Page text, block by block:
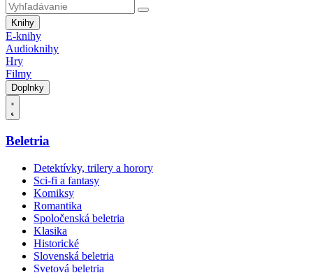
Knihy
E-knihy
Audioknihy
Hry
Filmy
Doplnky
Beletria
Detektívky, trilery a horory
Sci-fi a fantasy
Komiksy
Romantika
Spoločenská beletria
Klasika
Historické
Slovenská beletria
Svetová beletria